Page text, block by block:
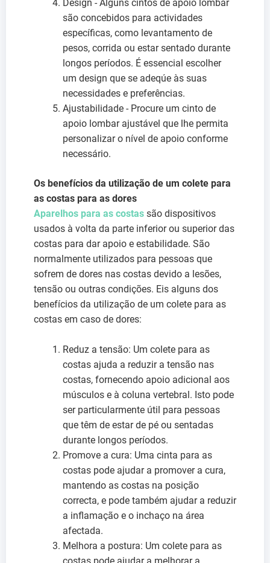
Design - Alguns cintos de apoio lombar
são concebidos para actividades
específicas, como levantamento de
pesos, corrida ou estar sentado durante
longos períodos. É essencial escolher
um design que se adeqúe às suas
necessidades e preferências.
Ajustabilidade - Procure um cinto de
apoio lombar ajustável que lhe permita
personalizar o nível de apoio conforme
necessário.
Os benefícios da utilização de um colete para
as costas para as dores
Aparelhos para as costas são dispositivos
usados à volta da parte inferior ou superior das
costas para dar apoio e estabilidade. São
normalmente utilizados para pessoas que
sofrem de dores nas costas devido a lesões,
tensão ou outras condições. Eis alguns dos
benefícios da utilização de um colete para as
costas em caso de dores:
Reduz a tensão: Um colete para as
costas ajuda a reduzir a tensão nas
costas, fornecendo apoio adicional aos
músculos e à coluna vertebral. Isto pode
ser particularmente útil para pessoas
que têm de estar de pé ou sentadas
durante longos períodos.
Promove a cura: Uma cinta para as
costas pode ajudar a promover a cura,
mantendo as costas na posição
correcta, e pode também ajudar a reduzir
a inflamação e o inchaço na área
afectada.
Melhora a postura: Um colete para as